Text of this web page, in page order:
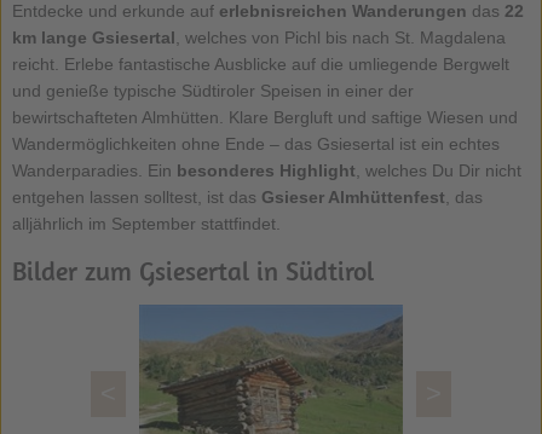
Entdecke und erkunde auf erlebnisreichen Wanderungen das 22
km lange Gsiesertal, welches von Pichl bis nach St. Magdalena
reicht. Erlebe fantastische Ausblicke auf die umliegende Bergwelt
und genieße typische Südtiroler Speisen in einer der
bewirtschafteten Almhütten. Klare Bergluft und saftige Wiesen und
Wandermöglichkeiten ohne Ende – das Gsiesertal ist ein echtes
Wanderparadies. Ein besonderes Highlight, welches Du Dir nicht
entgehen lassen solltest, ist das Gsieser Almhüttenfest, das
alljährlich im September stattfindet.
Bilder zum Gsiesertal in Südtirol